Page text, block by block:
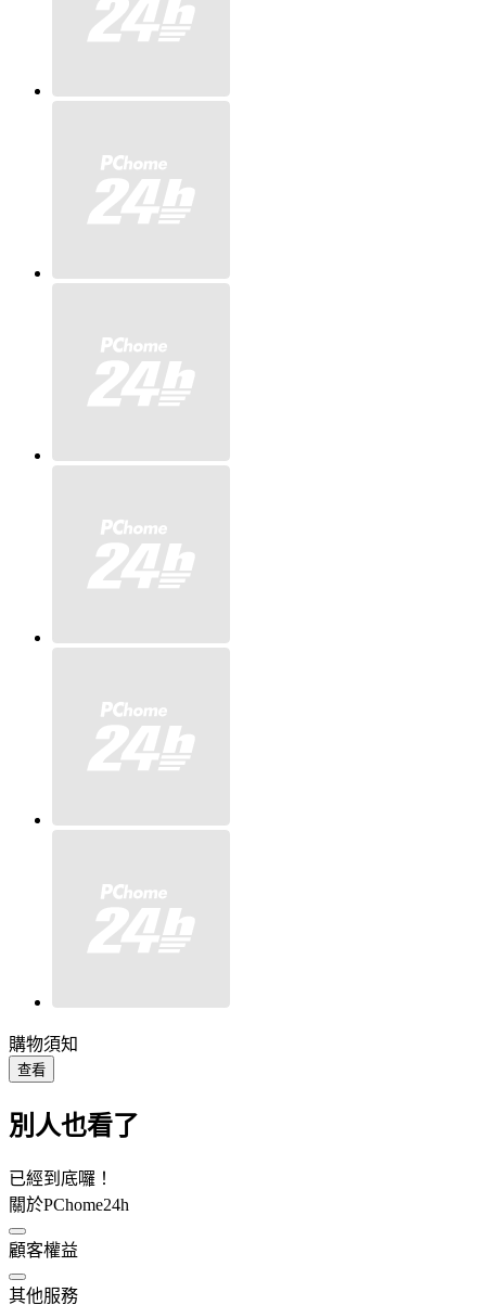
購物須知
查看
別人也看了
已經到底囉！
關於PChome24h
顧客權益
其他服務